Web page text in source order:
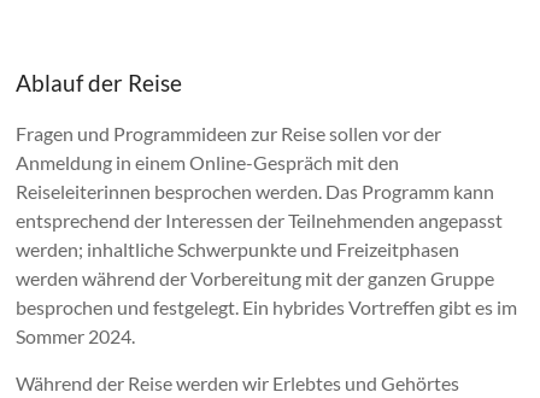
Ablauf der Reise
Fragen und Programmideen zur Reise sollen vor der
Anmeldung in einem Online-Gespräch mit den
Reiseleiterinnen besprochen werden. Das Programm kann
entsprechend der Interessen der Teilnehmenden angepasst
werden; inhaltliche Schwerpunkte und Freizeitphasen
werden während der Vorbereitung mit der ganzen Gruppe
besprochen und festgelegt. Ein hybrides Vortreffen gibt es im
Sommer 2024.
Während der Reise werden wir Erlebtes und Gehörtes